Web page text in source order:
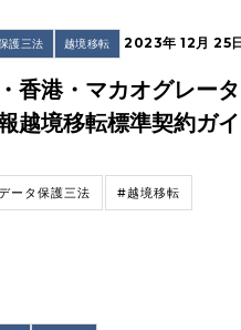
護三法 越境移転 2023年 12月 25
港・マカオグレータ
越境移転標準契約ガ
ータ保護三法 #越境移転